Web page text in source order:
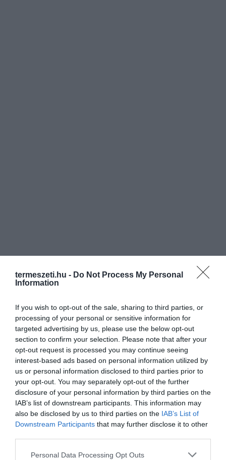
termeszeti.hu - Do Not Process My Personal
Information
If you wish to opt-out of the sale, sharing to third parties, or
processing of your personal or sensitive information for
targeted advertising by us, please use the below opt-out
section to confirm your selection. Please note that after your
opt-out request is processed you may continue seeing
interest-based ads based on personal information utilized by
us or personal information disclosed to third parties prior to
your opt-out. You may separately opt-out of the further
disclosure of your personal information by third parties on the
IAB’s list of downstream participants. This information may
also be disclosed by us to third parties on the IAB’s List of
Downstream Participants that may further disclose it to other
Please note that this website/app uses one or more Google
Personal Data Processing Opt Outs